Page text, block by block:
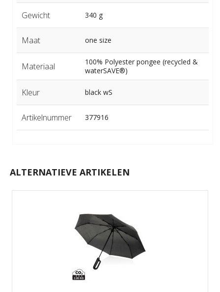
Gewicht 340 g
Maat one size
Materiaal
100% Polyester pongee (recycled &
waterSAVE®)
Kleur black wS
Artikelnummer 377916
ALTERNATIEVE ARTIKELEN